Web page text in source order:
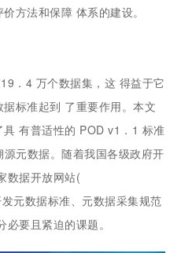
方法和保障 体系的建设。
．4 万个数据集，这 得益于它
标准起到 了重要作用。本文
有普适性的 POD v1．1 标准
元数据。随着我国各级政府开
数据开放网站(
元数据标准、元数据采集规范
要且紧迫的课题。